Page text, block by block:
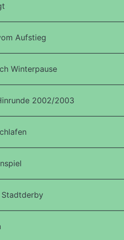
Aufstieg
Winterpause
2002/2003